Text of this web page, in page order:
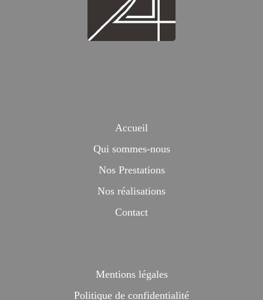
Accueil
Qui sommes-nous
Nos Prestations
Nos réalisations
Contact
Mentions légales
Politique de confidentialité